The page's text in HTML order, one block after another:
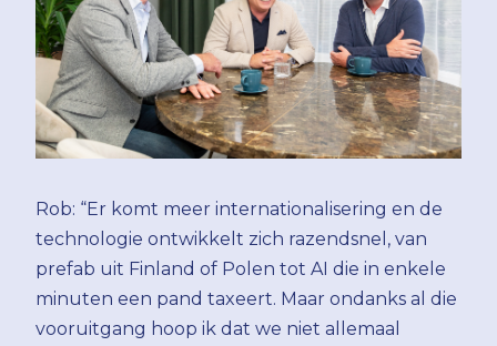
Rob: “Er komt meer internationalisering en de
technologie ontwikkelt zich razendsnel, van
prefab uit Finland of Polen tot AI die in enkele
minuten een pand taxeert. Maar ondanks al die
vooruitgang hoop ik dat we niet allemaal